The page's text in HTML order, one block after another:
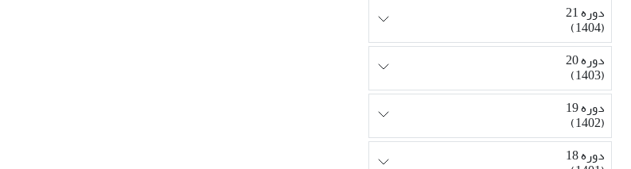
دوره 21
(1404)
دوره 20
(1403)
دوره 19
(1402)
دوره 18